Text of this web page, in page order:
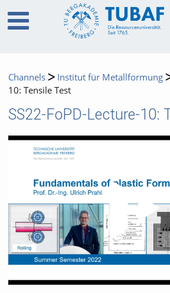
Channels Institut für Metallformung
10: Tensile Test
SS22-FoPD-Lecture-10: